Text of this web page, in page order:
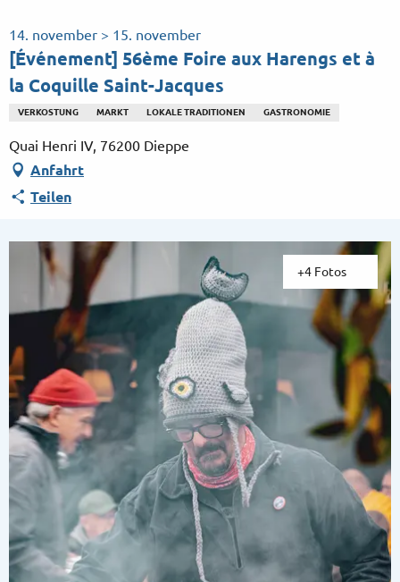
au
contenu
principal
14. november > 15. november
[Événement] 56ème Foire aux Harengs et à
la Coquille Saint-Jacques
VERKOSTUNG MARKT LOKALE TRADITIONEN GASTRONOMIE
Quai Henri IV, 76200 Dieppe
Anfahrt
Teilen
+4 Fotos